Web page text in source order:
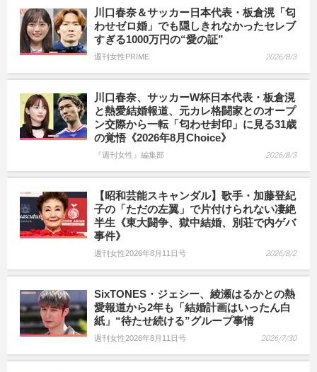
川口春奈＆サッカー日本代表・板倉滉「匂
わせゼロ婚」でも隠しきれなかったセレブ
すぎる1000万円の“愛の証”
週刊女性PRIME 2026/8/3
川口春奈、サッカーW杯日本代表・板倉滉
と熱愛結婚報道、元カレ格闘家とのオープ
ン交際から一転「匂わせ封印」に見る31歳
の覚悟《2026年8月Choice》
『週刊女性』編集部 2026/8/3
【昭和芸能スキャンダル】歌手・加藤登紀
子の「ただの左翼」で片付けられない凄絶
半生《東大闘争、獄中結婚、別荘で内ゲバ
事件》
週刊女性2026年8月11日号 2026/8/2
SixTONES・ジェシー、綾瀬はるかとの熱
愛報道から2年も「結婚計画はいったん白
紙」“待たせ続ける”グループ事情
週刊女性2026年8月11日号 2026/7/30